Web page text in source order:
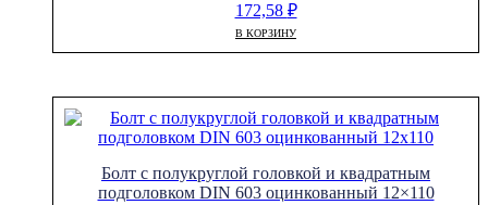
172,58 ₽
В КОРЗИНУ
Болт с полукруглой головкой и квадратным
подголовком DIN 603 оцинкованный 12×110